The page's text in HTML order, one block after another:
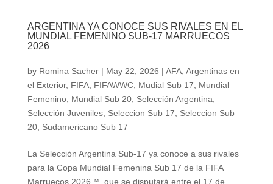
ARGENTINA YA CONOCE SUS RIVALES EN EL
MUNDIAL FEMENINO SUB-17 MARRUECOS
2026
by Romina Sacher| May 22, 2026 | AFA, Argentinas en
el Exterior, FIFA, FIFAWWC, Mudial Sub 17
Mundial
Femenino, Mundial Sub 20, Selección Argentina
Selección Juveniles, Seleccion Sub 17
Seleccion Sub
20, Sudamericano Sub 17
La Selección Argentina Sub-17 ya conoce a sus rivales
para la Copa Mundial Femenina Sub 17 de la FIFA
Marruecos 2026™, que se disputará entre el 17 de